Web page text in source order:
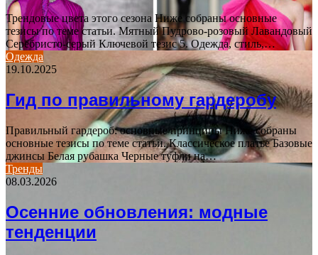
Трендовые цвета этого сезона Ниже собраны основные
тезисы по теме статьи. Мятный Пудрово-розовый Лавандовый
Серебристо-серый Ключевой тезис 5. Одежда, стиль,…
Одежда
19.10.2025
Гид по правильному гардеробу
Правильный гардероб: основные принципы Ниже собраны
основные тезисы по теме статьи. Классическое платье Базовые
джинсы Белая рубашка Черные туфли на…
Тренды
08.03.2026
Осенние обновления: модные
тенденции